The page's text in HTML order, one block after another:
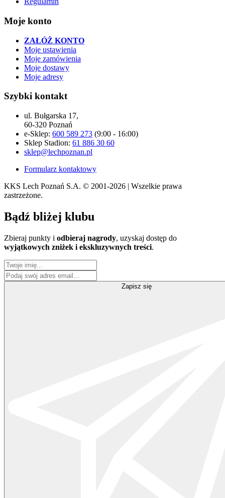
Moje konto
ZAŁÓŻ KONTO
Moje ustawienia
Moje zamówienia
Moje dostawy
Moje adresy
Szybki kontakt
ul. Bułgarska 17,
60-320 Poznań
e-Sklep: 600 589 273 (9:00 - 16:00)
Sklep Stadion: 61 886 30 60
sklep@lechpoznan.pl
Formularz kontaktowy
KKS Lech Poznań S.A. © 2001-2026 | Wszelkie prawa
zastrzeżone.
Bądź bliżej klubu
Zbieraj punkty i odbieraj nagrody, uzyskaj dostęp do
wyjątkowych zniżek i ekskluzywnych treści.
Zapisz się